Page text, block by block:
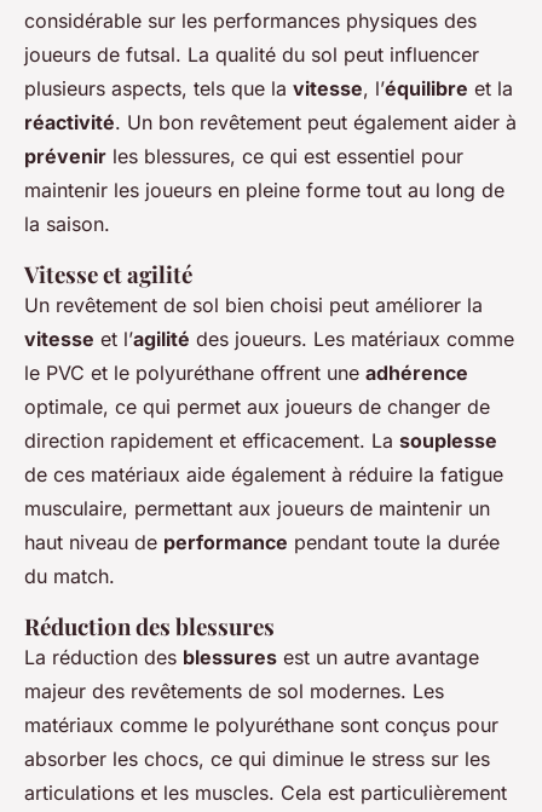
considérable sur les performances physiques des
joueurs de futsal. La qualité du sol peut influencer
plusieurs aspects, tels que la vitesse, l’équilibre et la
réactivité. Un bon revêtement peut également aider à
prévenir les blessures, ce qui est essentiel pour
maintenir les joueurs en pleine forme tout au long de
la saison.
Vitesse et agilité
Un revêtement de sol bien choisi peut améliorer la
vitesse et l’agilité des joueurs. Les matériaux comme
le PVC et le polyuréthane offrent une adhérence
optimale, ce qui permet aux joueurs de changer de
direction rapidement et efficacement. La souplesse
de ces matériaux aide également à réduire la fatigue
musculaire, permettant aux joueurs de maintenir un
haut niveau de performance pendant toute la durée
du match.
Réduction des blessures
La réduction des blessures est un autre avantage
majeur des revêtements de sol modernes. Les
matériaux comme le polyuréthane sont conçus pour
absorber les chocs, ce qui diminue le stress sur les
articulations et les muscles. Cela est particulièrement